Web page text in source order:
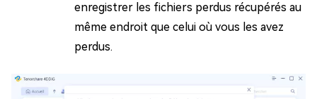
enregistrer les fichiers perdus récupérés au
même endroit que celui où vous les avez
perdus.